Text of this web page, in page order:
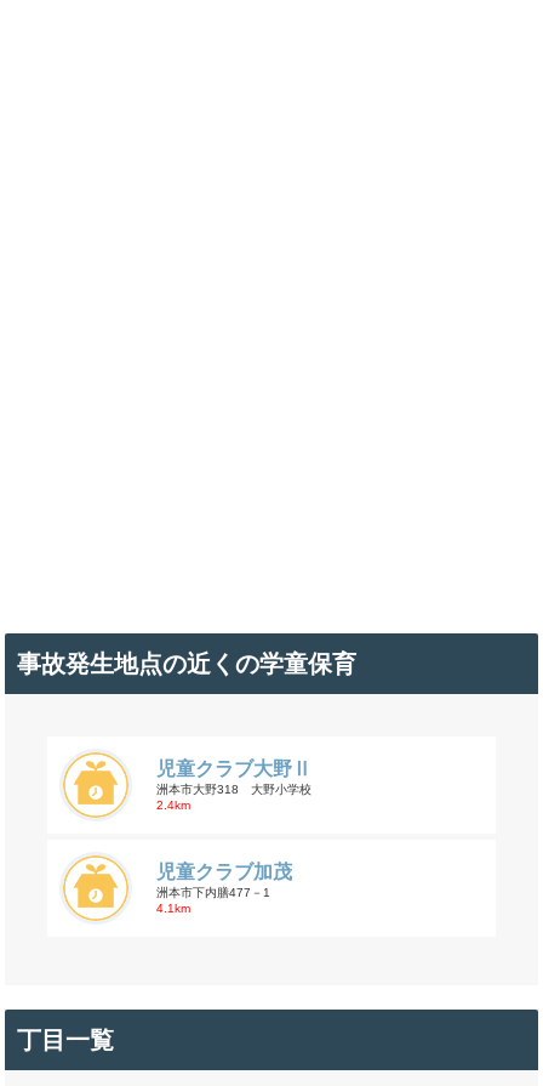
事故発生地点の近くの学童保育
児童クラブ大野Ⅱ
洲本市大野318 大野小学校
2.4km
児童クラブ加茂
洲本市下内膳477－1
4.1km
丁目一覧